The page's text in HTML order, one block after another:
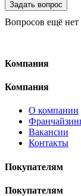
Вопросов ещё нет
Компания
Компания
О компании
Вакансии
Контакты
Покупателям
Покупателям